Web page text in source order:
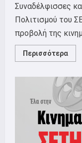
Συναδέλφισσες
Πολιτισμού του
προβολή της
Περισσότερα
more
–